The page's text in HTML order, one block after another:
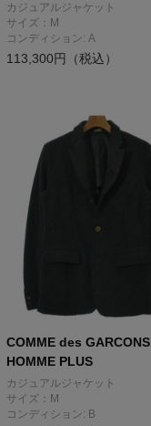
カジュアルジャケット
サイズ：M
コンディション: A
113,300円（税込）
COMME des GARCONS
HOMME PLUS
カジュアルジャケット
サイズ：M
コンディション: B